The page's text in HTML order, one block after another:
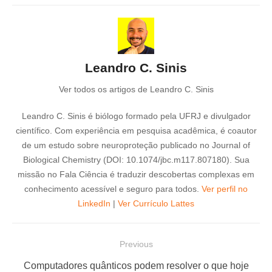
Leandro C. Sinis
Ver todos os artigos de Leandro C. Sinis
Leandro C. Sinis é biólogo formado pela UFRJ e divulgador
científico. Com experiência em pesquisa acadêmica, é coautor
de um estudo sobre neuroproteção publicado no Journal of
Biological Chemistry (DOI: 10.1074/jbc.m117.807180). Sua
missão no Fala Ciência é traduzir descobertas complexas em
conhecimento acessível e seguro para todos. Ver perfil no
LinkedIn | Ver Currículo Lattes
Previous
PComputadores quânticos podem resolver o que hoje